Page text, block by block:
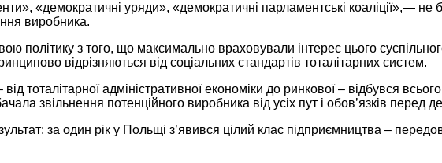
«демократичні уряди», «демократичні парламентські коаліції»,— не
виробника.
політику з того, що максимально враховували інтерес цього
відрізняються від соціальних стандартів тоталітарних систем.
тоталітарної адміністративної економіки до ринкової– відбувся
звільнення потенційного виробника від усіх пут і обов’язків перед
за один рік у Польщі з’явився цілий клас підприємництва –